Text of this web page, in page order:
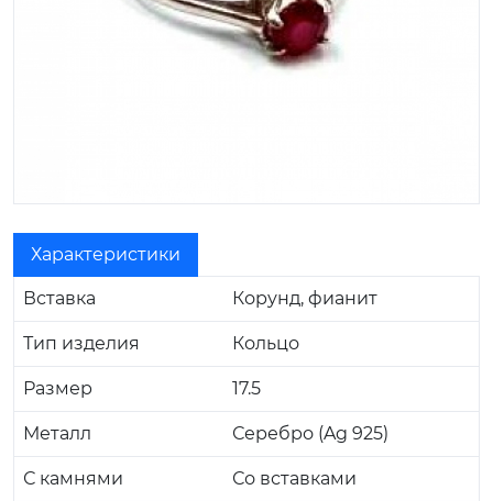
Характеристики
Вставка Корунд, фианит
Тип изделия Кольцо
Размер 17.5
Металл Серебро (Ag 925)
С камнями Со вставками